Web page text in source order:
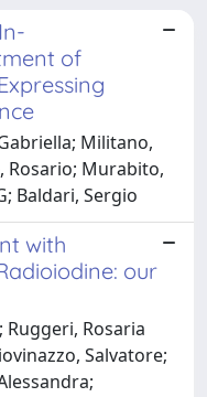
of
Militano,
Rosario; Murabito,
Baldari, Sergio
with
our
Ruggeri, Rosaria
Salvatore;